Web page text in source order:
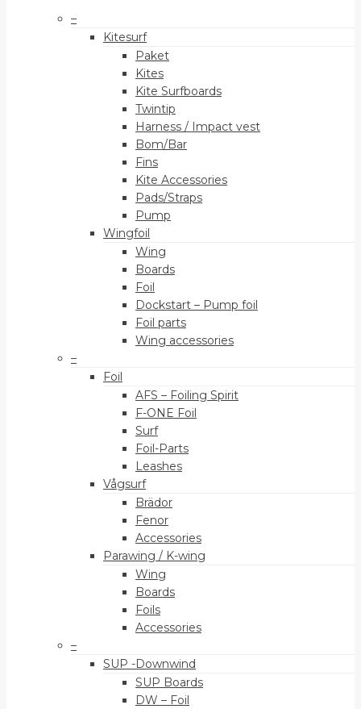
–
Kitesurf
Paket
Kites
Kite Surfboards
Twintip
Harness / Impact vest
Bom/Bar
Fins
Kite Accessories
Pads/Straps
Pump
Wingfoil
Wing
Boards
Foil
Dockstart – Pump foil
Foil parts
Wing accessories
–
Foil
AFS – Foiling Spirit
F-ONE Foil
Surf
Foil-Parts
Leashes
Vågsurf
Brädor
Fenor
Accessories
Parawing / K-wing
Wing
Boards
Foils
Accessories
–
SUP -Downwind
SUP Boards
DW – Foil